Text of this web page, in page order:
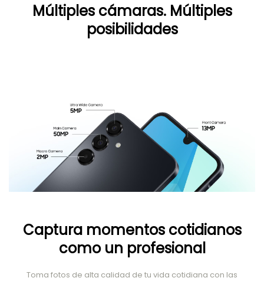
Múltiples cámaras. Múltiples
posibilidades
Captura momentos cotidianos
como un profesional
Toma fotos de alta calidad de tu vida cotidiana con las